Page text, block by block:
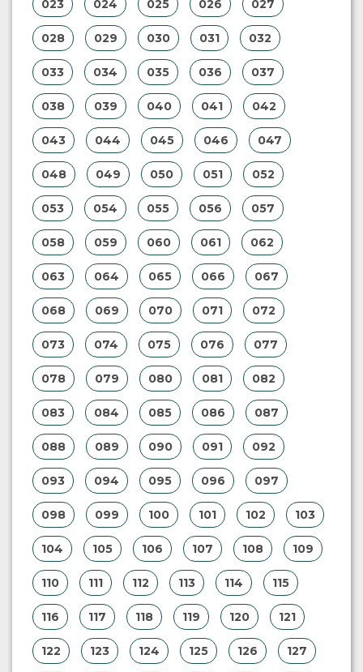
023 024 025 026 027
028 029 030 031 032
033 034 035 036 037
038 039 040 041 042
043 044 045 046 047
048 049 050 051 052
053 054 055 056 057
058 059 060 061 062
063 064 065 066 067
068 069 070 071 072
073 074 075 076 077
078 079 080 081 082
083 084 085 086 087
088 089 090 091 092
093 094 095 096 097
098 099 100 101 102 103
104 105 106 107 108 109
110 111 112 113 114 115
116 117 118 119 120 121
122 123 124 125 126 127